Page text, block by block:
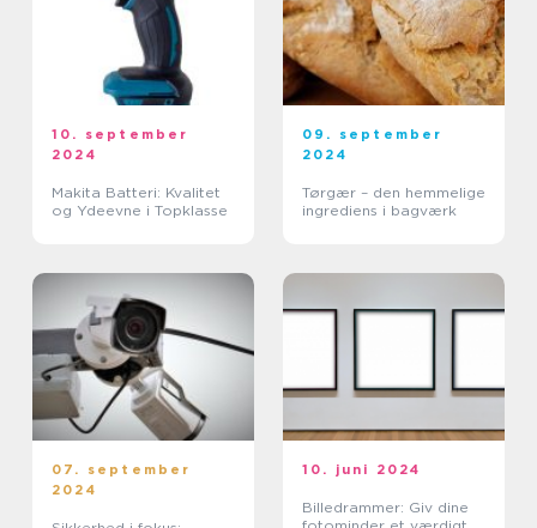
10. september
2024
Makita Batteri: Kvalitet
og Ydeevne i Topklasse
09. september
2024
Tørgær – den hemmelige
ingrediens i bagværk
07. september
2024
10. juni 2024
Billedrammer: Giv dine